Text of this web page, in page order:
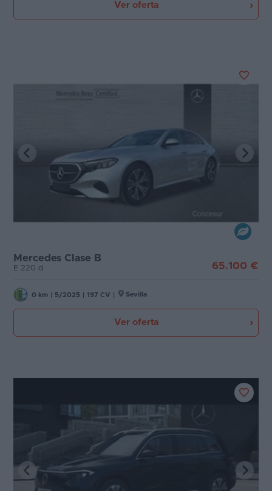
Ver oferta
Mercedes Clase B
E 220 d 65.100 €
0 km 5/2025 197 CV Sevilla
Ver oferta